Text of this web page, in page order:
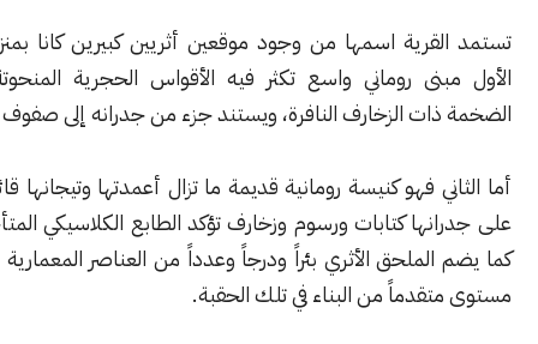
اسمها من وجود موقعين أثريين كبيرين كانا بمنزلة قصرين:
روماني واسع تكثر فيه الأقواس الحجرية المنحوتة والبوابات
الزخارف النافرة، ويستند جزء من جدرانه إلى صفوف من الآجر.
فهو كنيسة رومانية قديمة ما تزال أعمدتها وتيجانها قائمة، وتنتشر
كتابات ورسوم وزخارف تؤكد الطابع الكلاسيكي المتأخر للموقع.
الأثري بئراً ودرجاً وعدداً من العناصر المعمارية التي تعكس
من البناء في تلك الحقبة.